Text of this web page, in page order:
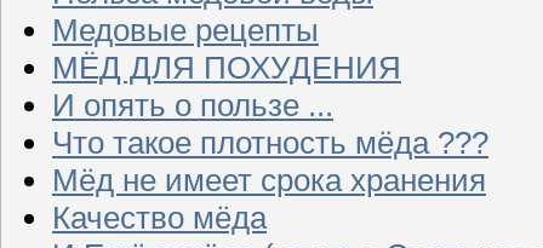
Медовые рецепты
МЁД ДЛЯ ПОХУДЕНИЯ
И опять о пользе ...
Что такое плотность мёда ???
Мёд не имеет срока хранения
Качество мёда